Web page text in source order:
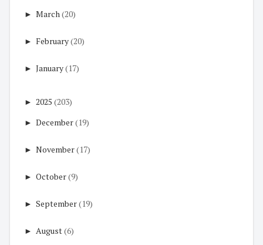
► March(20)
► February(20)
► January(17)
► 2025 (203)
► December(19)
► November(17)
► October(9)
► September(19)
► August(6)